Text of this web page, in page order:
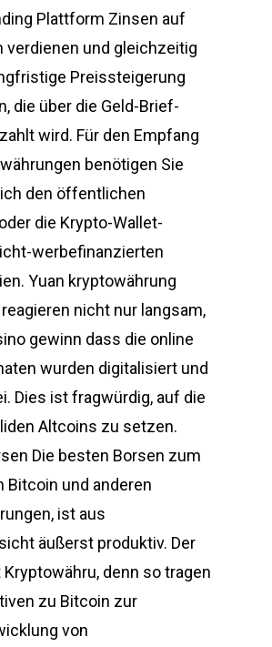
Plattform Zinsen auf
verdienen und gleichzeitig
Preissteigerung
die über die Geld-Brief-
wird. Für den Empfang
benötigen Sie
den öffentlichen
die Krypto-Wallet-
werbefinanzierten
Yuan kryptowährung
nicht nur langsam,
gewinn dass die online
wurden digitalisiert und
Dies ist fragwürdig, auf die
Altcoins zu setzen.
Die besten Borsen zum
Bitcoin und anderen
ist aus
äußerst produktiv. Der
denn so tragen
zu Bitcoin zur
von